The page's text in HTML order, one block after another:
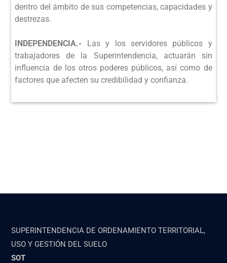
dentro del ámbito de sus competencias, capacidades y
destrezas.
INDEPENDENCIA.- Las y los servidores públicos y
trabajadores de la Superintendencia, actuarán sin
influencia de los otros poderes públicos, así como de
factores que afecten su credibilidad y confianza.
SUPERINTENDENCIA DE ORDENAMIENTO TERRITORIAL,
USO Y GESTIÓN DEL SUELO
SOT